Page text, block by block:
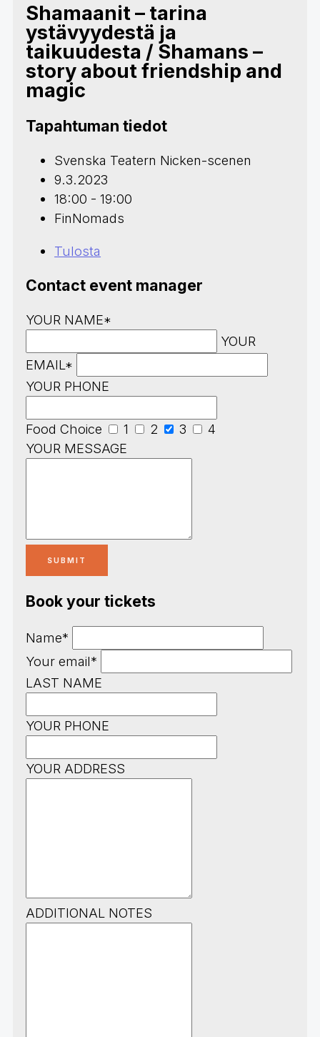
Shamaanit – tarina
ystävyydestä ja
taikuudesta / Shamans –
story about friendship and
magic
Tapahtuman tiedot
Svenska Teatern Nicken-scenen
9.3.2023
18:00 - 19:00
FinNomads
Tulosta
Contact event manager
YOUR NAME*
YOUR
EMAIL*
YOUR PHONE
Food Choice 1 2 3
4
YOUR MESSAGE
Book your tickets
Name*
Your email*
LAST NAME
YOUR PHONE
YOUR ADDRESS
ADDITIONAL NOTES